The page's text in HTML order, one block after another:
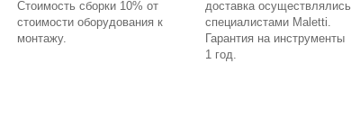
Стоимость сборки 10% от
стоимости оборудования к
монтажу.
доставка осуществлялись
специалистами Maletti.
Гарантия на инструменты
1 год.